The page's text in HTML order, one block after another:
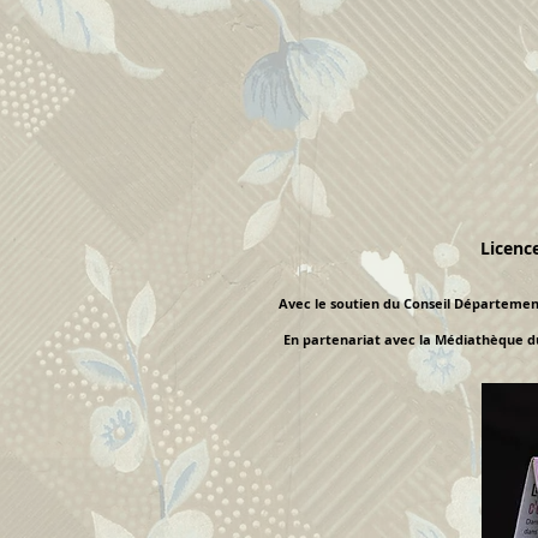
Avec le soutien du Conseil
En partenariat avec la Médiathèque